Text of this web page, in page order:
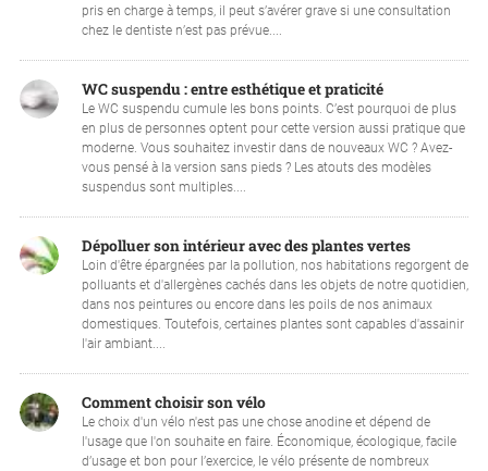
pris en charge à temps, il peut s’avérer grave si une consultation
chez le dentiste n’est pas prévue....
WC suspendu : entre esthétique et praticité
Le WC suspendu cumule les bons points. C’est pourquoi de plus
en plus de personnes optent pour cette version aussi pratique que
moderne. Vous souhaitez investir dans de nouveaux WC ? Avez-
vous pensé à la version sans pieds ? Les atouts des modèles
suspendus sont multiples....
Dépolluer son intérieur avec des plantes vertes
Loin d'être épargnées par la pollution, nos habitations regorgent de
polluants et d'allergènes cachés dans les objets de notre quotidien,
dans nos peintures ou encore dans les poils de nos animaux
domestiques. Toutefois, certaines plantes sont capables d'assainir
l'air ambiant....
Comment choisir son vélo
Le choix d'un vélo n'est pas une chose anodine et dépend de
l'usage que l'on souhaite en faire. Économique, écologique, facile
d’usage et bon pour l’exercice, le vélo présente de nombreux